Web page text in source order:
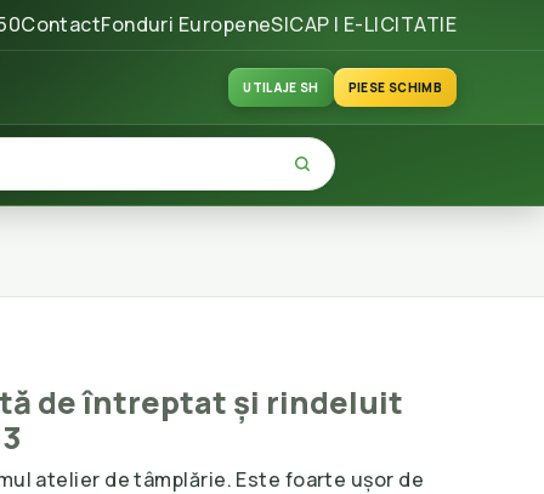
ContactFonduri EuropeneSICAP | E-LICITATIE
UTILAJE SH PIESE SCHIMB
de întreptat și rindeluit
atelier de tâmplărie. Este foarte ușor de